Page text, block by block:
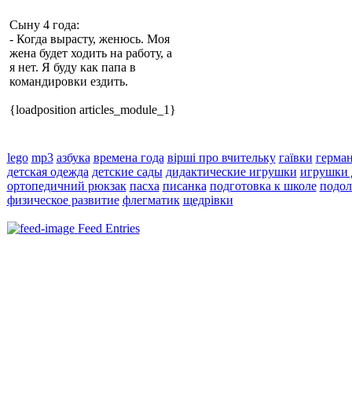
Сыну 4 года:
- Когда вырасту, женюсь. Моя
жена будет ходить на работу, а
я нет. Я буду как папа в
командировки ездить.
{loadposition articles_module_1}
lego mp3 азбука времена года вірші про вчительку гаївки
детская одежда детские сады дидактические игрушки игрушки
ортопедичний рюкзак пасха писанка подготовка к школе
физическое развитие флегматик щедрівки
Feed Entries